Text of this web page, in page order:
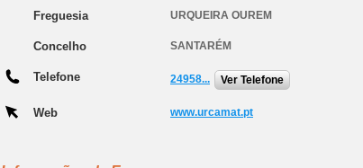
Freguesia URQUEIRA OUREM
Concelho SANTARÉM
Telefone 24958... Ver Telefone
Web www.urcamat.pt